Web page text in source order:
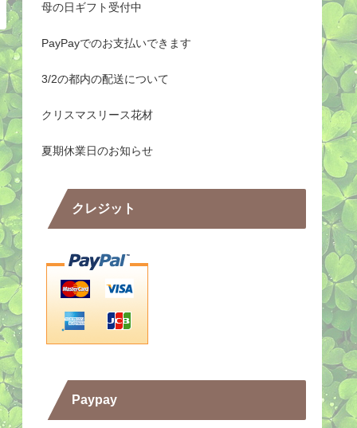
母の日ギフト受付中
PayPayでのお支払いできます
3/2の都内の配送について
クリスマスリース花材
夏期休業日のお知らせ
クレジット
Paypay